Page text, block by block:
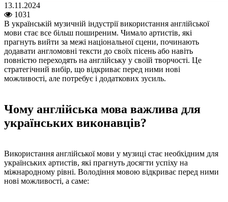
13.11.2024
1031
В українській музичній індустрії використання англійської
мови стає все більш поширеним. Чимало артистів, які
прагнуть вийти за межі національної сцени, починають
додавати англомовні тексти до своїх пісень або навіть
повністю переходять на англійську у своїй творчості. Це
стратегічний вибір, що відкриває перед ними нові
можливості, але потребує і додаткових зусиль.
Чому англійська мова важлива для
українських виконавців?
Використання англійської мови у музиці стає необхідним для
українських артистів, які прагнуть досягти успіху на
міжнародному рівні. Володіння мовою відкриває перед ними
нові можливості, а саме: